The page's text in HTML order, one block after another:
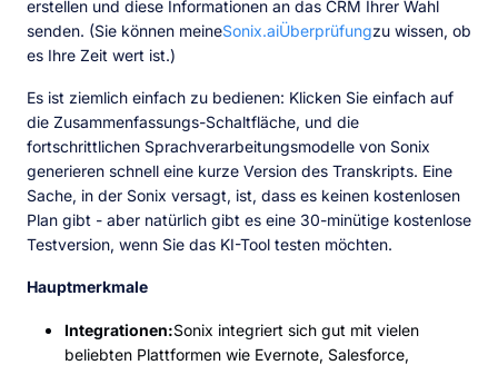
erstellen und diese Informationen an das CRM Ihrer Wahl
senden. (Sie können meineSonix.aiÜberprüfungzu wissen, ob
es Ihre Zeit wert ist.)
Es ist ziemlich einfach zu bedienen: Klicken Sie einfach auf
die Zusammenfassungs-Schaltfläche, und die
fortschrittlichen Sprachverarbeitungsmodelle von Sonix
generieren schnell eine kurze Version des Transkripts. Eine
Sache, in der Sonix versagt, ist, dass es keinen kostenlosen
Plan gibt - aber natürlich gibt es eine 30-minütige kostenlose
Testversion, wenn Sie das KI-Tool testen möchten.
Hauptmerkmale
Integrationen:Sonix integriert sich gut mit vielen
beliebten Plattformen wie Evernote, Salesforce,